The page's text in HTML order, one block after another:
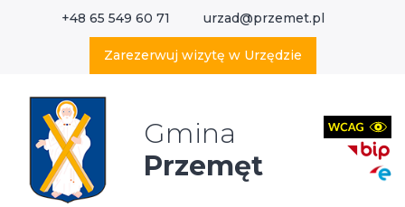
+48 65 549 60 71 urzad@przemet.pl
Zarezerwuj wizytę w Urzędzie
Gmina
Przemęt
Wyszukaj w serwisie